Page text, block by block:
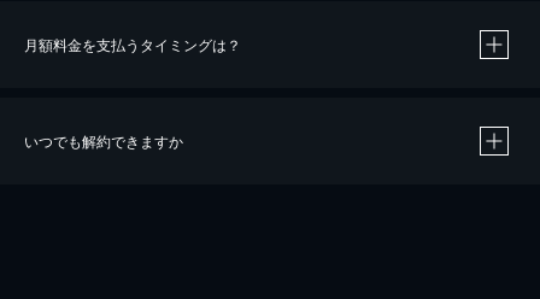
※40％ポイント還元の対象は、クレジットカード決済による作品の購入 / レンタルです。
iOSアプリのUコイン決済による作品の購入 / レンタルは、20％のポイント還元です。
月額料金を支払うタイミングは？
いつでも解約できますか